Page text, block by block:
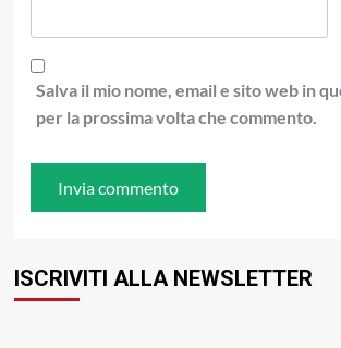
Salva il mio nome, email e sito web in
per la prossima volta che commento.
ISCRIVITI ALLA NEWSLETTER